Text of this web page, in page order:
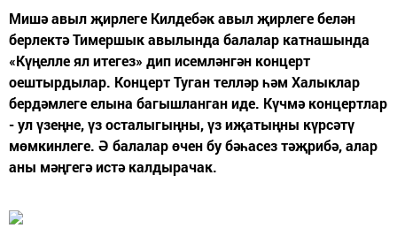
Мишә авыл җирлеге Килдебәк авыл җирлеге белән
берлектә Тимершык авылында балалар катнашында
«Күңелле ял итегез» дип исемләнгән концерт
оештырдылар. Концерт Туган телләр һәм Халыклар
бердәмлеге елына багышланган иде. Күчмә концертлар
- ул үзеңне, үз осталыгыңны, үз иҗатыңны күрсәтү
мөмкинлеге. Ә балалар өчен бу бәһасез тәҗрибә, алар
аны мәңгегә истә калдырачак.